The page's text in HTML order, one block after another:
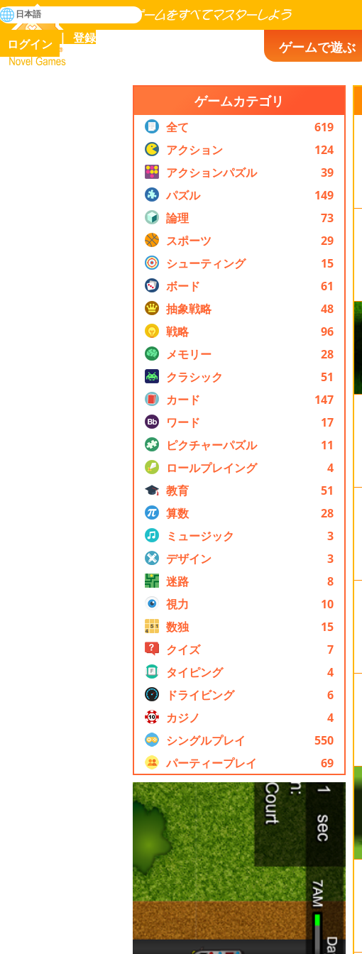
Novel Games
人類の歴史に存在するゲームをすべてマスターしよう
検
索
ゲームで遊ぶ
ログイン 登録
日本語
ゲームカテゴリ
全て
619
アクション
124
アクションパズル
39
パズル
149
論理
73
スポーツ
29
シューティング
15
ボード
61
抽象戦略
48
戦略
96
メモリー
28
クラシック
51
カード
147
ワード
17
ピクチャーパズル
11
ロールプレイング
4
教育
51
算数
28
ミュージック
3
デザイン
3
迷路
8
視力
10
数独
15
クイズ
7
タイピング
4
ドライビング
6
カジノ
4
シングルプレイ
550
パーティープレイ
69